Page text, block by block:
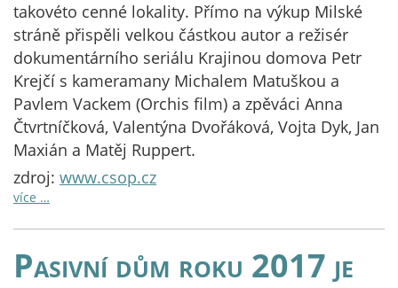
takovéto cenné lokality. Přímo na výkup Milské
stráně přispěli velkou částkou autor a režisér
dokumentárního seriálu Krajinou domova Petr
Krejčí s kameramany Michalem Matuškou a
Pavlem Vackem (Orchis film) a zpěváci Anna
Čtvrtníčková, Valentýna Dvořáková, Vojta Dyk, Jan
Maxián a Matěj Ruppert.
zdroj: www.csop.cz
více …
Pasivní dům roku 2017 je